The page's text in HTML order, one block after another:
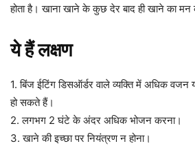
होता है। खाना खाने के कुछ देर बाद ही खाने का
ये हैं लक्षण
1. बिंज ईटिंग डिसऑर्डर वाले व्यक्ति में अधिक वजन
हो सकते हैं।
2. लगभग 2 घंटे के अंदर अधिक भोजन करना।
3. खाने की इच्छा पर नियंत्रण न होना।